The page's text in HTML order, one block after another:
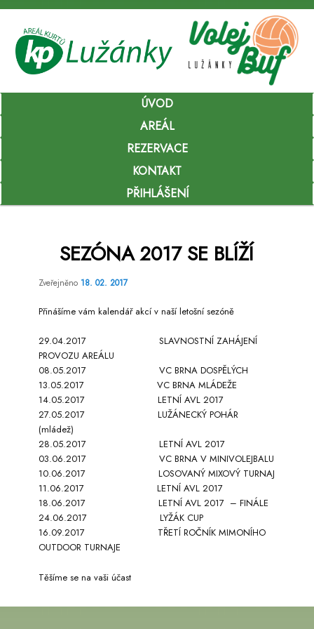
ÚVOD
AREÁL
REZERVACE
KONTAKT
PŘIHLÁŠENÍ
SEZÓNA 2017 SE BLÍŽÍ
Zveřejněno 18. 02. 2017
Přinášíme vám kalendář akcí v naší letošní sezóně
29.04.2017 SLAVNOSTNÍ ZAHÁJENÍ
PROVOZU AREÁLU
08.05.2017 VC BRNA DOSPĚLÝCH
13.05.2017 VC BRNA MLÁDEŽE
14.05.2017 LETNÍ AVL 2017
27.05.2017 LUŽÁNECKÝ POHÁR
(mládež)
28.05.2017 LETNÍ AVL 2017
03.06.2017 VC BRNA V MINIVOLEJBALU
10.06.2017 LOSOVANÝ MIXOVÝ TURNAJ
11.06.2017 LETNÍ AVL 2017
18.06.2017 LETNÍ AVL 2017 – FINÁLE
24.06.2017 LYŽÁK CUP
16.09.2017 TŘETÍ ROČNÍK MIMONÍHO
OUTDOOR TURNAJE
Těšíme se na vaši účast